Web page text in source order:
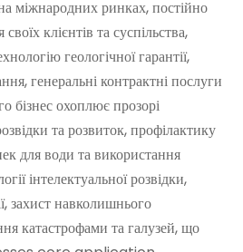
міжнародних ринках, постійно
клієнтів та суспільства,
геологічної гарантії,
генеральні контрактні послуги
бізнес охоплює прозорі
та розвиток, профілактику
для води та використання
інтелектуальної розвідки,
захист навколишнього
катастрофами та галузей, що